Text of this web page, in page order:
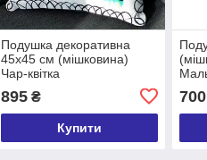
Подушка декоративна
45х45 см (мішковина)
Чар-квітка
895₴
Купити
700